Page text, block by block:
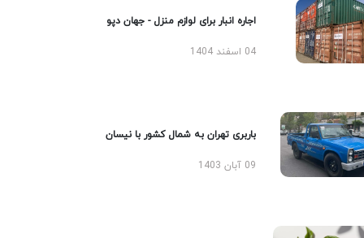
اجاره انبار برای لوازم منزل - جهان دپو
04 اسفند 1404
باربری تهران به شمال کشور با نیسان
09 آبان 1403